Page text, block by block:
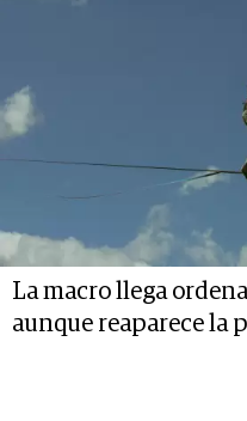
La macro llega
aunque reaparece la